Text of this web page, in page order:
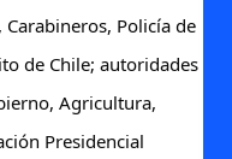
Policía de
de Chile; autoridades
Agricultura,
Presidencial